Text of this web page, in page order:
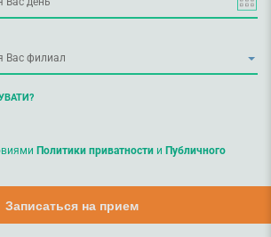
Политики приватностии Публичного
Записаться на прием